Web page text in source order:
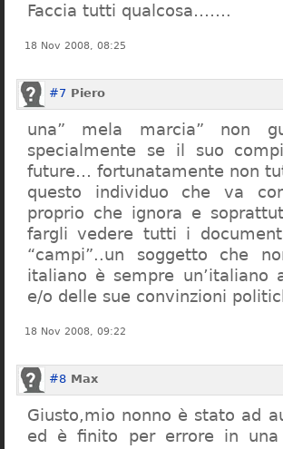
Faccia tutti qualcosa…….
18 Nov 2008, 08:25
#7 Piero
una” mela marcia” non
specialmente se il suo
future… fortunatamente non
questo individuo che va
proprio che ignora e
fargli vedere tutti i
“campi”..un soggetto che
italiano è sempre
e/o delle sue convinzioni
18 Nov 2008, 09:22
#8 Max
Giusto,mio nonno è stato ad
ed è finito per errore in